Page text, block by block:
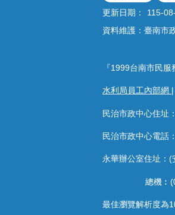
更新日期：
115-
資料維護：臺南市
『1999台南市民
水利局員工內部網 |
民治市政中心住址
民治市政中心電話
永華辦公室住址：
總機
最佳瀏覽解析度為